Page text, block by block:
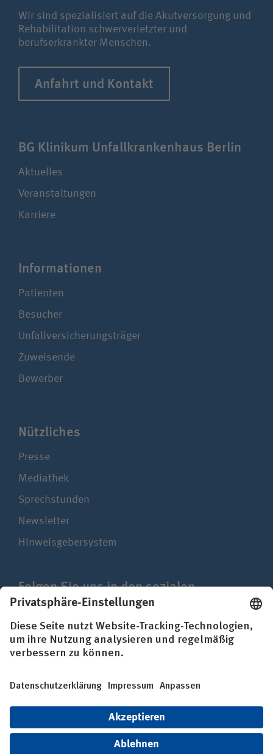
Wir sind spezialisiert auf die Akutversorgung und
Rehabilitation schwerverletzter und
berufserkrankter Menschen.
Anfahrt und Kontakt
BG Klinikum Unfall­kranken­haus Berlin
Aktuelles
Veranstaltungen
Karriere
Infor­ma­ti­onen
Patienten
Besucher
Unfallversicherungsträger
Zuweisende
Bewerber
Nützliches
Presse
Mediathek
Sprechstunden
Newsletter
Hinweisgebersystem
Folgen Sie uns in den sozialen
Netzwerken
Impressum
Datenschutz
Erklärung zur Barrierefreiheit
© BG Kliniken – Klinikverbund der gesetzlichen